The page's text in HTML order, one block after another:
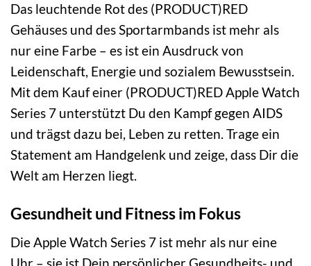
Das leuchtende Rot des (PRODUCT)RED
Gehäuses und des Sportarmbands ist mehr als
nur eine Farbe – es ist ein Ausdruck von
Leidenschaft, Energie und sozialem Bewusstsein.
Mit dem Kauf einer (PRODUCT)RED Apple Watch
Series 7 unterstützt Du den Kampf gegen AIDS
und trägst dazu bei, Leben zu retten. Trage ein
Statement am Handgelenk und zeige, dass Dir die
Welt am Herzen liegt.
Gesundheit und Fitness im Fokus
Die Apple Watch Series 7 ist mehr als nur eine